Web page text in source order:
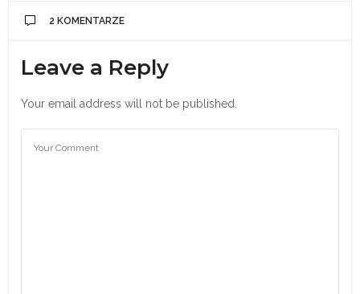
2 KOMENTARZE
Leave a Reply
Your email address will not be published.